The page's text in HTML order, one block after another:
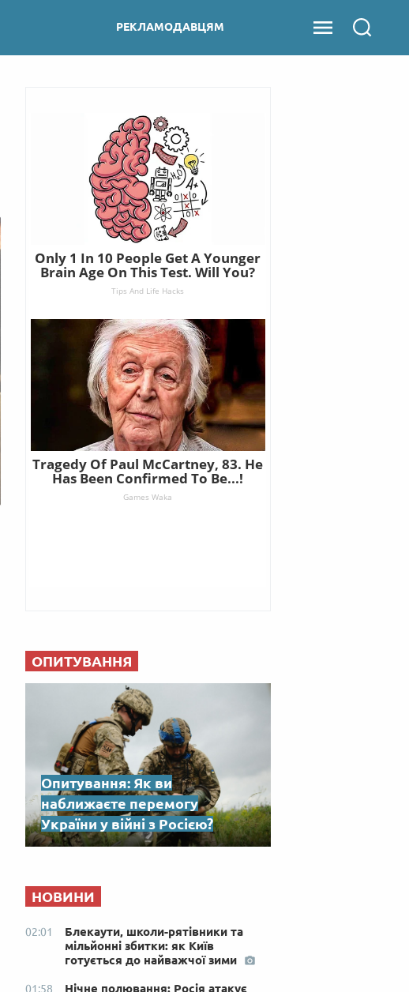
РЕКЛАМОДАВЦЯМ
ОПИТУВАННЯ
Опитування: Як ви
наближаєте перемогу
України у війні з Росією?
НОВИНИ
02:01
Блекаути, школи-рятівники та
мільйонні збитки: як Київ
готується до найважчої зими
01:58
Нічне полювання: Росія атакує